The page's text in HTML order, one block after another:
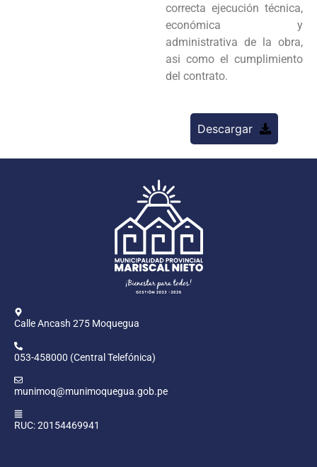
correcta ejecución técnica,
económica y
administrativa de la obra,
asi como el cumplimiento
del contrato.
Descargar
Calle Ancash 275 Moquegua
053-458000 (Central Telefónica)
munimoq@munimoquegua.gob.pe
RUC: 20154469941